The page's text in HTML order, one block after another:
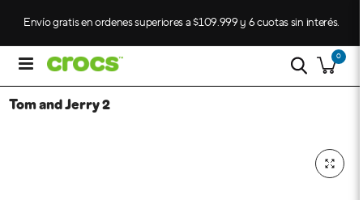
Envío gratis en ordenes superiores a $109.999 y 6 cuotas sin interés.
0
Tom and Jerry 2